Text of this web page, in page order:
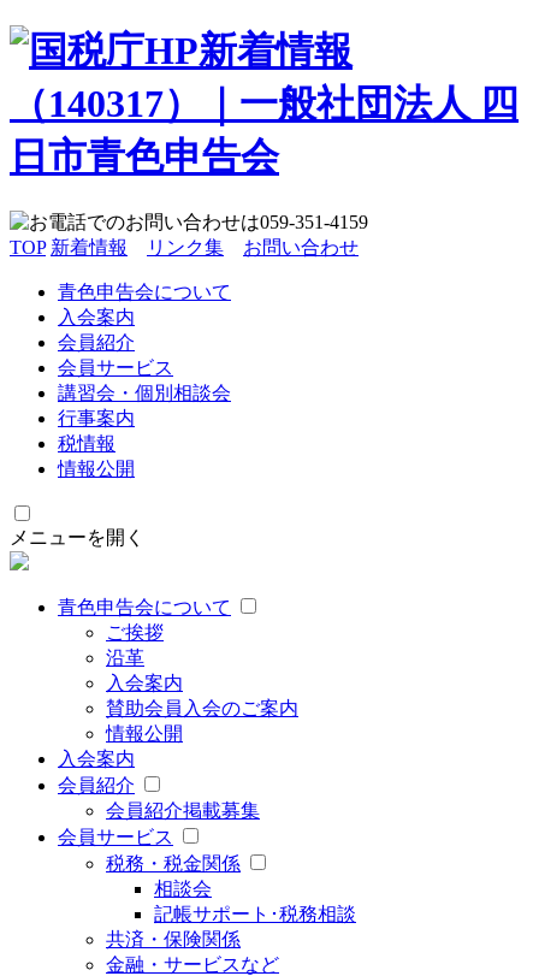
TOP 新着情報 リンク集 お問い合わせ
青色申告会について
入会案内
会員紹介
会員サービス
講習会・個別相談会
行事案内
税情報
情報公開
メニューを開く
青色申告会について
ご挨拶
沿革
入会案内
賛助会員入会のご案内
情報公開
入会案内
会員紹介
会員紹介掲載募集
会員サービス
税務・税金関係
相談会
記帳サポート･税務相談
共済・保険関係
金融・サービスなど